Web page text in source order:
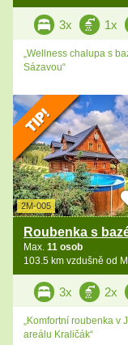
3x 1x
„Wellness chalupa s
Sázavou“
2M-005
Max. 11 osob
3x 2x
„Komfortní roubenka v
areálu Kraličák“